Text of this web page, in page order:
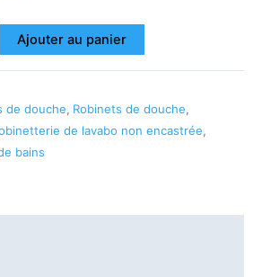
Ajouter au panier
de douche, Robinets de douche,
de lavabo non encastrée,
bains